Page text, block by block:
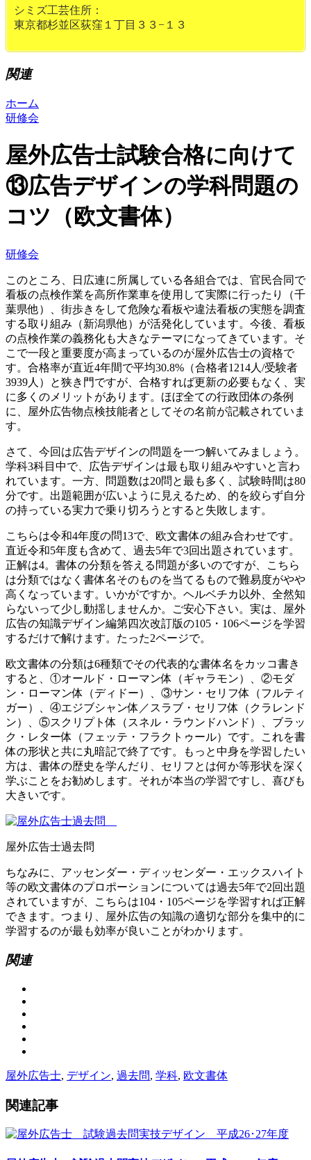
シミズ工芸住所：
東京都杉並区荻窪１丁目３３−１３
関連
ホーム
研修会
屋外広告士試験合格に向けて
⑬広告デザインの学科問題の
コツ（欧文書体）
研修会
このところ、日広連に所属している各組合では、官民合同で
看板の点検作業を高所作業車を使用して実際に行ったり（千
葉県他）、街歩きをして危険な看板や違法看板の実態を調査
する取り組み（新潟県他）が活発化しています。今後、看板
の点検作業の義務化も大きなテーマになってきています。そ
こで一段と重要度が高まっているのが屋外広告士の資格で
す。合格率が直近4年間で平均30.8%（合格者1214人/受験者
3939人）と狭き門ですが、合格すれば更新の必要もなく、実
に多くのメリットがあります。ほぼ全ての行政団体の条例
に、屋外広告物点検技能者としてその名前が記載されていま
す。
さて、今回は広告デザインの問題を一つ解いてみましょう。
学科3科目中で、広告デザインは最も取り組みやすいと言わ
れています。一方、問題数は20問と最も多く、試験時間は80
分です。出題範囲が広いように見えるため、的を絞らず自分
の持っている実力で乗り切ろうとすると失敗します。
こちらは令和4年度の問13で、欧文書体の組み合わせです。
直近令和5年度も含めて、過去5年で3回出題されています。
正解は4。書体の分類を答える問題が多いのですが、こちら
は分類ではなく書体名そのものを当てるもので難易度がやや
高くなっています。いかがですか。ヘルベチカ以外、全然知
らないって少し動揺しませんか。ご安心下さい。実は、屋外
広告の知識デザイン編第四次改訂版の105・106ページを学習
するだけで解けます。たった2ページで。
欧文書体の分類は6種類でその代表的な書体名をカッコ書き
すると、①オールド・ローマン体（ギャラモン）、②モダ
ン・ローマン体（ディドー）、③サン・セリフ体（フルティ
ガー）、④エジブシャン体／スラブ・セリフ体（クラレンド
ン）、⑤スクリプト体（スネル・ラウンドハンド）、ブラッ
ク・レター体（フェッテ・フラクトゥール）です。これを書
体の形状と共に丸暗記で終了です。もっと中身を学習したい
方は、書体の歴史を学んだり、セリフとは何か等形状を深く
学ぶことをお勧めします。それが本当の学習ですし、喜びも
大きいです。
屋外広告士過去問
ちなみに、アッセンダー・ディッセンダー・エックスハイト
等の欧文書体のプロポーションについては過去5年で2回出題
されていますが、こちらは104・105ページを学習すれば正解
できます。つまり、屋外広告の知識の適切な部分を集中的に
学習するのが最も効率が良いことがわかります。
関連
屋外広告士, デザイン, 過去問, 学科, 欧文書体
関連記事